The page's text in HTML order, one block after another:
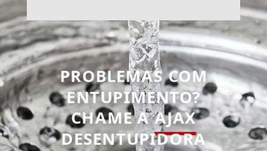
PROBLEMAS COM
ENTUPIMENTO?
CHAME AAJAX
DESENTUPIDORA